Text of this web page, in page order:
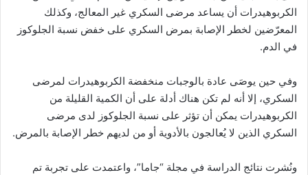
الكربوهيدرات أن يساعد مرضى السكري غير المعالج، وكذلك
المعرّضين لخطر الإصابة بمرض السكري على خفض نسبة الجلوكوز
في الدم.
وفي حين يوصَى عادة بالوجبات منخفضة الكربوهيدرات لمرضى
السكري، إلا أنه لم تكن هناك أدلة على أن الكمية القليلة من
الكربوهيدرات يمكن أن تؤثر على نسبة الجلوكوز لدى مرضى
السكري الذين لا يُعالجون بالأدوية أو من لديهم خطر الإصابة بالمرض.
ونُشرت نتائج الدراسة في مجلة “جاما”، واعتمدت على تجربة تم